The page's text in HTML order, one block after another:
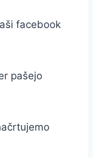
facebook
pašejo